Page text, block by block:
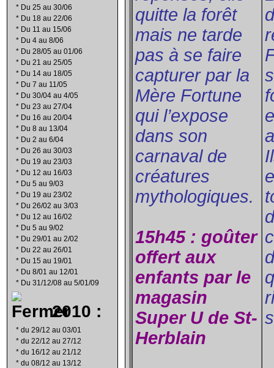
* Du 25 au 30/06
* Du 18 au 22/06
* Du 11 au 15/06
* Du 4 au 8/06
* Du 28/05 au 01/06
* Du 21 au 25/05
* Du 14 au 18/05
* Du 7 au 11/05
* Du 30/04 au 4/05
* Du 23 au 27/04
* Du 16 au 20/04
* Du 8 au 13/04
* Du 2 au 6/04
* Du 26 au 30/03
* Du 19 au 23/03
* Du 12 au 16/03
* Du 5 au 9/03
* Du 19 au 23/02
* Du 26/02 au 3/03
* Du 12 au 16/02
* Du 5 au 9/02
* Du 29/01 au 2/02
* Du 22 au 26/01
* Du 15 au 19/01
* Du 8/01 au 12/01
* Du 31/12/08 au 5/01/09
2010 :
* du 29/12 au 03/01
* du 22/12 au 27/12
* du 16/12 au 21/12
* du 08/12 au 13/12
quitte la forêt
mais ne tarde
pas à se faire
capturer par la
Mère Fortune
qui l’expose
dans son
carnaval de
créatures
mythologiques.
15h45 : goûter
offert aux
enfants par le
magasin
Super U de St-
Herblain